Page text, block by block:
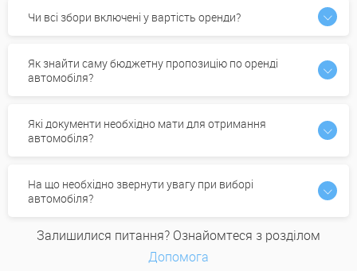
Чи всі збори включені у вартість оренди?
Як знайти саму бюджетну пропозицію по оренді
автомобіля?
Які документи необхідно мати для отримання
автомобіля?
На що необхідно звернути увагу при виборі
автомобіля?
Залишилися питання? Ознайомтеся з розділом
Допомога